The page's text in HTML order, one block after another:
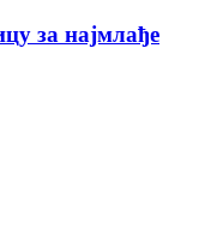
за најмлађе